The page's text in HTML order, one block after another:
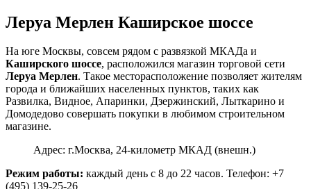
Леруа Мерлен Каширское шоссе
На юге Москвы, совсем рядом с развязкой МКАДа и
Каширского шоссе, расположился магазин торговой сети
Леруа Мерлен. Такое месторасположение позволяет жителям
города и ближайших населенных пунктов, таких как
Развилка, Видное, Апаринки, Дзержинский, Лыткарино и
Домодедово совершать покупки в любимом строительном
магазине.
Адрес: г.Москва, 24-километр МКАД (внешн.)
Режим работы: каждый день с 8 до 22 часов. Телефон: +7
(495) 139-25-26